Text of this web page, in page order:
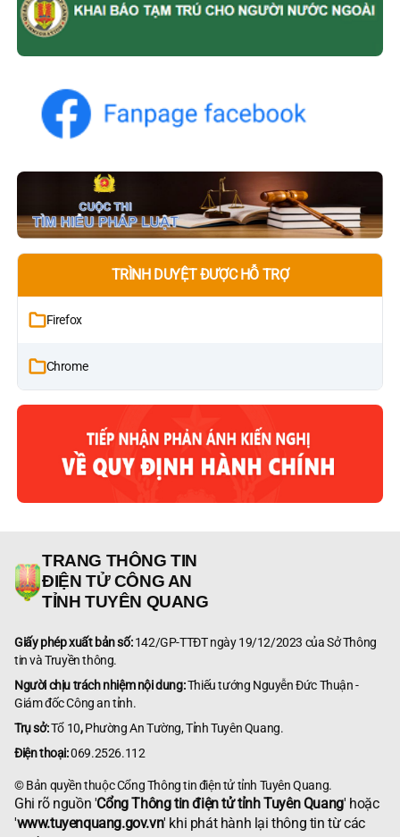
TRÌNH DUYỆT ĐƯỢC HỖ TRỢ
Firefox
Chrome
TRANG THÔNG TIN
ĐIỆN TỬ CÔNG AN
TỈNH TUYÊN QUANG
Giấy phép xuất bản số:142/GP-TTĐT ngày 19/12/2023 của Sở Thông
tin và Truyền thông.
Người chịu trách nhiệm nội dung:Thiếu tướng Nguyễn Đức Thuận -
Giám đốc Công an tỉnh.
Trụ sở:Tổ 10,Phường An Tường, Tỉnh Tuyên Quang.
Điện thoại:069.2526.112
© Bản quyền thuộc Cổng Thông tin điện tử tỉnh Tuyên Quang.
Ghi rõ nguồn 'Cổng Thông tin điện tử tỉnh Tuyên Quang' hoặc
'www.tuyenquang.gov.vn' khi phát hành lại thông tin từ các